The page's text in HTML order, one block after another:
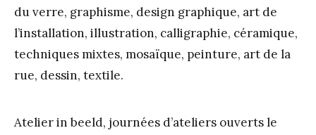
du verre, graphisme, design graphique, art de
l’installation, illustration, calligraphie, céramique,
techniques mixtes, mosaïque, peinture, art de la
rue, dessin, textile.
Atelier in beeld, journées d’ateliers ouverts le